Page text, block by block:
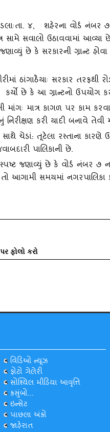
૪, શહેરના વોર્ડ નંબર
સામે સવાલો ઉઠાવવામાં
જણાવ્‍યું છે કે સરકારની ગ્રાન્‍ટ
ઠાંગાઠૈયાઃ સરકાર
કર્યો છે કે આ ગ્રાન્‍ટનો ઉપયોગ
માંગઃ માત્ર કાગળ પર
કરી યાદી બનાવે
સાથે ચેડાં: તૂટેલા રસ્‍તાના
પાલિકાની છે.
જણાવ્‍યું છે કે વોર્ડ નંબર ૭ ના
તો આગામી સમયમાં
ફોલો કરો
વિડિઓ ન્યૂઝ
ફોટો ગેલેરી
સોશ્યિલ મીડિયા આવૃત્તિ
કસુંબો...
ઇન્સેટ
પાછલા અંકો
જાહેરાત